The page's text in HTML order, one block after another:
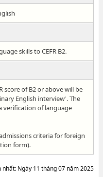
skills to CEFR B2.
score of B2 or above will be
English interview'. The
verification of language
criteria for foreign
form).
Ngày 11 tháng 07 năm 2025